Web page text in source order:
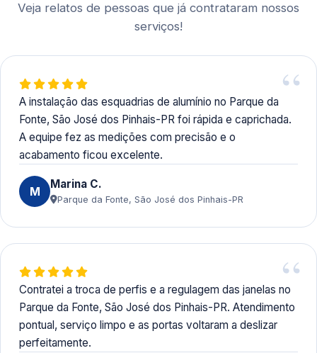
Veja relatos de pessoas que já contrataram nossos
serviços!
A instalação das esquadrias de alumínio no Parque da
Fonte, São José dos Pinhais-PR foi rápida e caprichada.
A equipe fez as medições com precisão e o
acabamento ficou excelente.
M Marina C.
Parque da Fonte, São José dos Pinhais-PR
Contratei a troca de perfis e a regulagem das janelas no
Parque da Fonte, São José dos Pinhais-PR. Atendimento
pontual, serviço limpo e as portas voltaram a deslizar
perfeitamente.